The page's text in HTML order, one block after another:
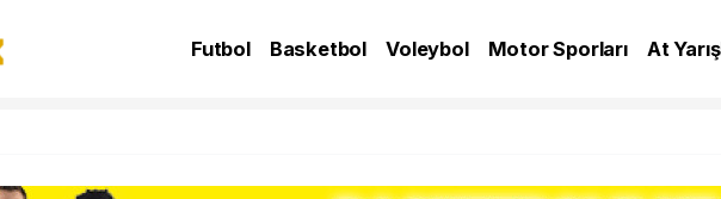
Futbol Basketbol Voleybol Motor Sporları At